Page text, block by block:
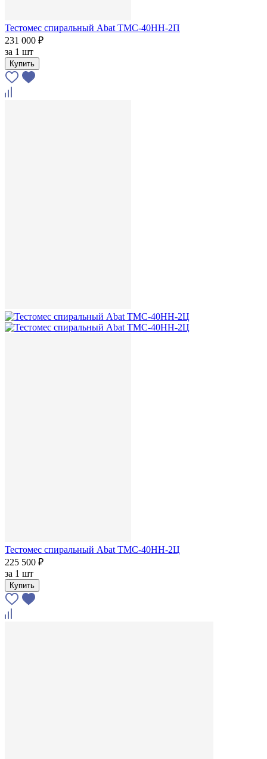
Тестомес спиральный Abat ТМС-40НН-2П
231 000 ₽
за 1 шт
Купить
Тестомес спиральный Abat ТМС-40НН-2Ц
225 500 ₽
за 1 шт
Купить